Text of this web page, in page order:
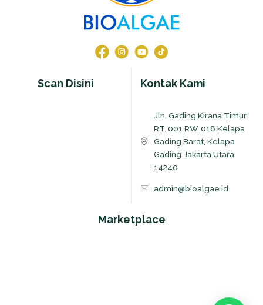
Scan Disini Kontak Kami
Jln. Gading Kirana Timur
RT. 001 RW. 018 Kelapa
Gading Barat, Kelapa
Gading Jakarta Utara
14240
admin@bioalgae.id
Marketplace